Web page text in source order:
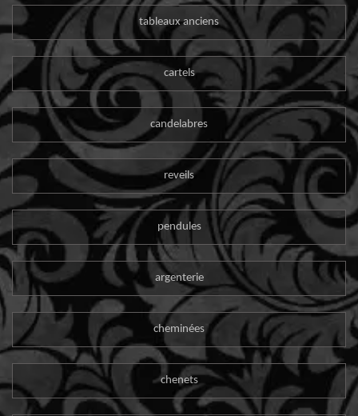
tableaux anciens
cartels
candelabres
reveils
pendules
argenterie
cheminées
chenets